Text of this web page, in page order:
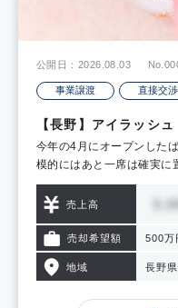
公開日：2026.08.03
事業譲渡 直接交渉
【長野】アイラッシュ
今年の4月にオープンした
模的にはあと一席は確実に
売上高
売却希望額 500万
地域 長野県